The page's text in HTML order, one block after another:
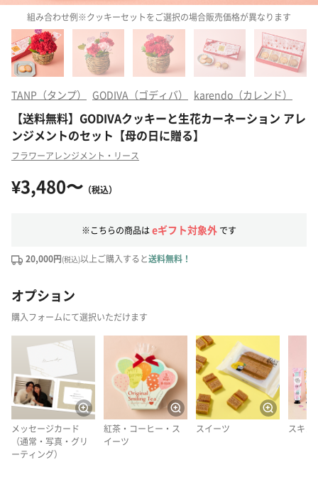
組み合わせ例※クッキーセットをご選択の場合販売価格が異なります
TANP（タンプ） GODIVA（ゴディバ） karendo（カレンド）
【送料無料】GODIVAクッキーと生花カーネーション アレ
ンジメントのセット【母の日に贈る】
フラワーアレンジメント・リース
¥3,480〜 （税込）
※こちらの商品はeギフト対象外 です
20,000円(税込)以上ご購入すると送料無料！
オプション
購入フォームにて選択いただけます
メッセージカード
（通常・写真・グリ
ーティング）
紅茶・コーヒー・ス
イーツ
スイーツ スキン